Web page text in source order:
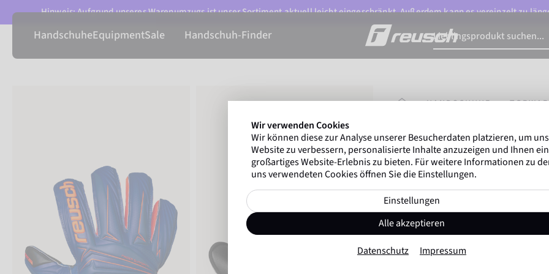
Hinweis: Aufgrund unseres Warenumzugs ist unser Sortiment aktuell leicht eingeschränkt. Außerdem kann es vereinzelt zu
HandschuheEquipmentSale Handschuh-Finder
STARTSEITEHANDSCHUHE
Gregor Kobel (Borussia
ersten nationalen Ligen weltweit
Attrakt Infinity
Artikel-Nr. 5670710
Wir verwenden Cookies
Wir können diese zur Analyse unserer Besucherdaten platzieren, um
Website zu verbessern, personalisierte Inhalte anzuzeigen und Ihnen ein
großartiges Website-Erlebnis zu bieten. Für weitere Informationen zu
uns verwendeten Cookies öffnen Sie die Einstellungen.
Einstellungen
Alle akzeptieren
Datenschutz Impressum